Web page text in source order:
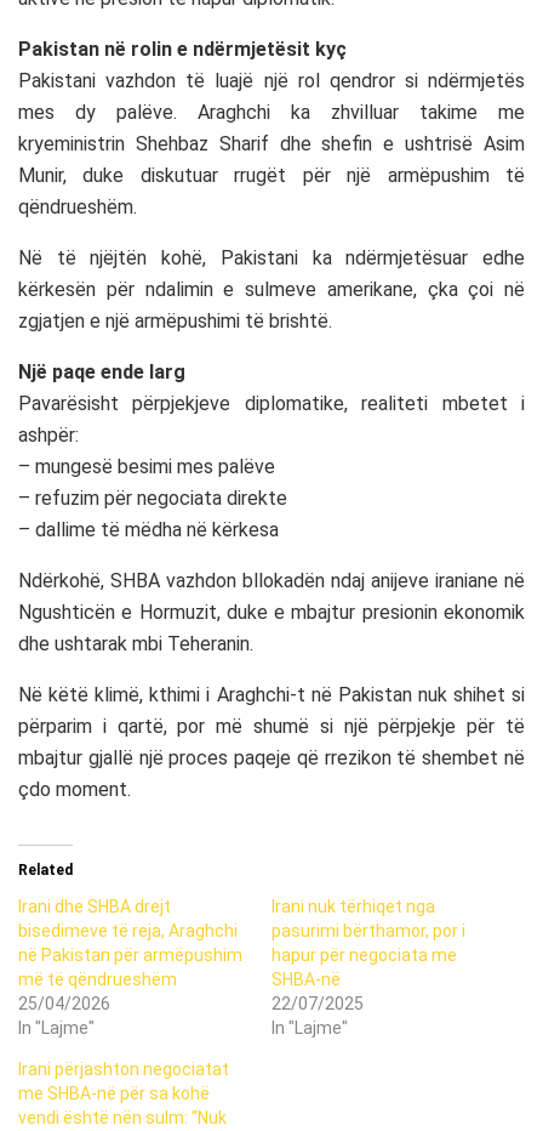
Pakistan në rolin e ndërmjetësit kyç
Pakistani vazhdon të luajë një rol qendror si ndërmjetës
mes dy palëve. Araghchi ka zhvilluar takime me
kryeministrin Shehbaz Sharif dhe shefin e ushtrisëAsim
Munir, duke diskutuar rrugët për një armëpushim të
qëndrueshëm.
Në të njëjtën kohë, Pakistani ka ndërmjetësuar edhe
kërkesën për ndalimin e sulmeve amerikane, çka çoi në
zgjatjen e një armëpushimi të brishtë.
Një paqe ende larg
Pavarësisht përpjekjeve diplomatike, realiteti mbetet i
ashpër:
– mungesë besimi mes palëve
– refuzim për negociata direkte
– dallime të mëdha në kërkesa
Ndërkohë, SHBA vazhdon bllokadën ndaj anijeve iraniane në
Ngushticën e Hormuzit, duke e mbajtur presionin ekonomik
dhe ushtarak mbi Teheranin.
Në këtë klimë, kthimi i Araghchi-t në Pakistan nuk shihet si
përparim i qartë, por më shumë si një përpjekje për të
mbajtur gjallë një proces paqeje që rrezikon të shembet në
çdo moment.
Related
Irani dhe SHBA drejt
bisedimeve të reja, Araghchi
në Pakistan për armëpushim
më të qëndrueshëm
25/04/2026
In "Lajme"
Irani nuk tërhiqet nga
pasurimi bërthamor, por i
hapur për negociata me
SHBA-në
22/07/2025
In "Lajme"
Irani përjashton negociatat
me SHBA-në për sa kohë
vendi është nën sulm: “Nuk